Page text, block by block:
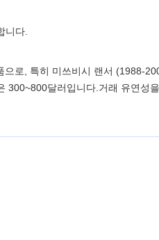
니다.
로, 특히 미쓰비시 랜서 (1988-
달러입니다.거래 유연성